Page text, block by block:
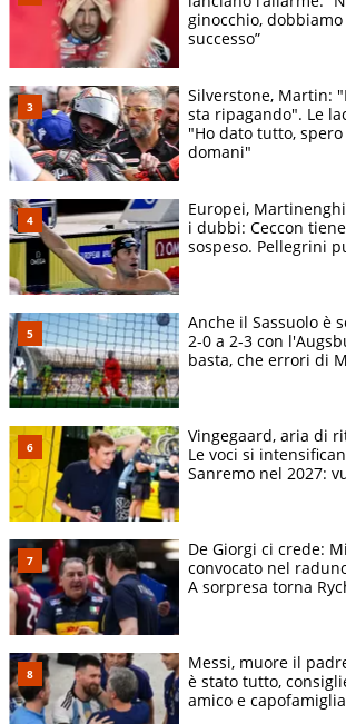
ginocchio,
successo”
Silverstone, Martin:
sta ripagando". Le
"Ho dato tutto,
domani"
Europei,
i dubbi: Ceccon
sospeso. Pellegrini
Anche il Sassuolo è
2-0 a 2-3 con
basta, che errori di
Vingegaard, aria di
Le voci si
Sanremo nel 2027:
De Giorgi ci crede:
convocato nel
A sorpresa torna
Messi, muore il
è stato tutto,
amico e capofamiglia